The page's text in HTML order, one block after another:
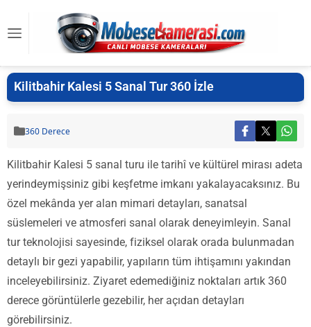
Kilitbahir Kalesi 5 Sanal Tur 360 İzle
360 Derece
Kilitbahir Kalesi 5 sanal turu ile tarihî ve kültürel mirası adeta
yerindeymişsiniz gibi keşfetme imkanı yakalayacaksınız. Bu
özel mekânda yer alan mimari detayları, sanatsal
süslemeleri ve atmosferi sanal olarak deneyimleyin. Sanal
tur teknolojisi sayesinde, fiziksel olarak orada bulunmadan
detaylı bir gezi yapabilir, yapıların tüm ihtişamını yakından
inceleyebilirsiniz. Ziyaret edemediğiniz noktaları artık 360
derece görüntülerle gezebilir, her açıdan detayları
görebilirsiniz.